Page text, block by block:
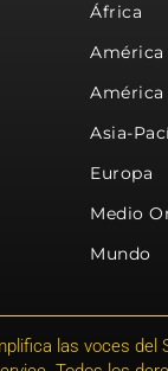
África
América
Asia-
Europa
Medio
Mundo
las voces del